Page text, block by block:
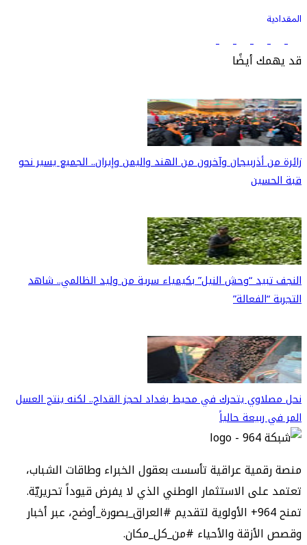
المقدادية
قد يهمك أيضًا
زائرة من أذربيجان وآخرون من الهند واليمن وإيران.. الجميع يسير نحو
قبة الحسين
النجف تبيد “وحش النيل” بكيمياء سرية من وليد الظالمي.. شاهد
التجربة “الفعالة”
نحل مصلاوي يتحرك في محيط بغداد لحجز القداح.. لكنه ينتج العسل
المر في ربيعة حالياً
منصة رقمية عراقية تأسست بعقول الخبراء وطاقات الشباب،
تعتمد على الاستثمار الوطني الذي لا يفرض قيوداً تحريريّة.
تمنح 964+ الأولوية لتقديم #العراق_بصورة_أوضح، عبر أخبار
وقصص الأزقة والأحياء #من_كل_مكان.